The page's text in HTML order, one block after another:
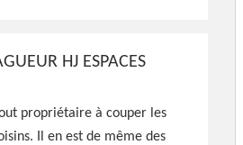
HJ ESPACES
propriétaire à couper les
Il en est de même des